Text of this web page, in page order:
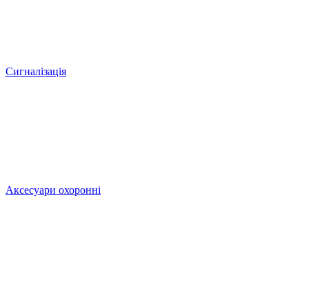
Сигналізація
Аксесуари охоронні